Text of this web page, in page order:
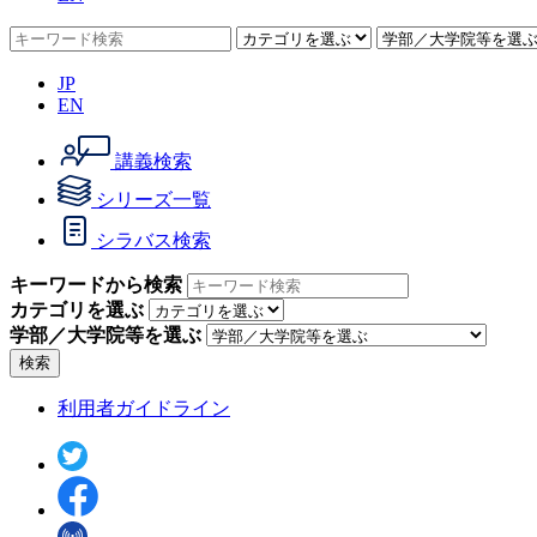
JP
EN
講義検索
シリーズ一覧
シラバス検索
キーワードから検索
カテゴリを選ぶ
学部／大学院等を選ぶ
検索
利用者ガイドライン